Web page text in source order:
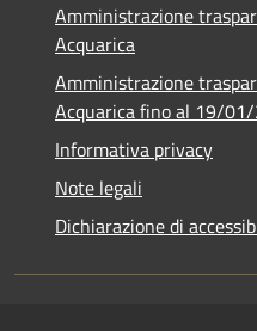
Amministrazione
Acquarica
Amministrazione
Acquarica fino al 19/
Informativa privacy
Note legali
Dichiarazione di